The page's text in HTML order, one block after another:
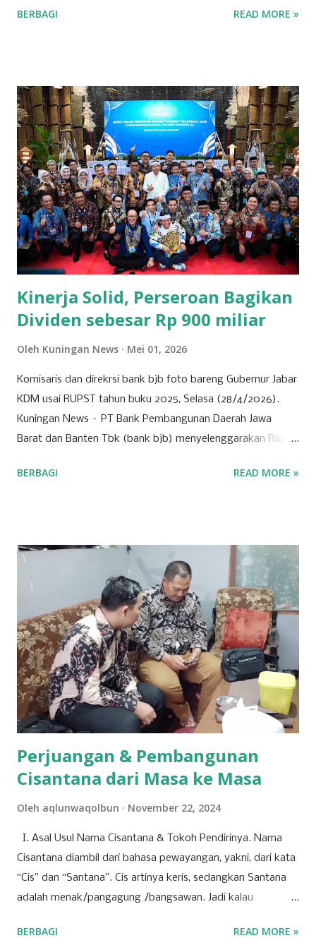
tujuh kecamatan di Kabupaten Kuningan yang mencatat
Dengan produksi sebesar 45.702 ton, Kecamatan Cilimus
menyumbangkan hampir setengah dari total produksi ubi
jalar di wilayah ini. Kondisi tanah yang subur dan teknik
pertanian yang optimal menjadikan Cilimus sebagai sentra
utama produksi ubi jalar. 2. Kecamatan Cigandamekar
Posisi kedua ditempati oleh Kecamatan Cigandamekar
dengan total produksi mencapai 28.966 ton. Daerah ini
dikenal dengan pertanian yang beragam dan kualitas ubi
jalar yang baik, sehingga mampu bersaing dengan ...
BERBAGI READ MORE »
Kinerja Solid, Perseroan Bagikan
Dividen sebesar Rp 900 miliar
Oleh Kuningan News Mei 01, 2026
Komisaris dan direkrsi bank bjb foto bareng Gubernur Jabar
KDM usai RUPST tahun buku 2025, Selasa (28/4/2026).
Kuningan News – PT Bank Pembangunan Daerah Jawa
Barat dan Banten Tbk (bank bjb) menyelenggarakan Rapat
2025 pada Selasa (28/4/2026). Rapat berlangsung secara
yang mengedepankan prinsip tata kelola perusahaan yang
baik, bank bjb mengundang seluruh pemegang saham
untuk turut serta dalam forum strategis ini. RUPST menjadi
wadah penting dalam proses pengambilan keputusan yang
berdampak langsung pada arah dan pertumbuhan
perusahaan ke depan. Tujuh agenda utama telah disusun
untuk dibahas dan diputuskan dalam RUPST kali ini.
Agenda-agenda tersebut disusun berdasarkan peraturan
perundang-undangan, usulan pemegang saham utama,
serta kepentingan strategis korporasi dalam men...
BERBAGI READ MORE »
Perjuangan & Pembangunan
Cisantana dari Masa ke Masa
Oleh aqlunwaqolbun November 22, 2024
I. Asal Usul Nama Cisantana & Tokoh Pendirinya. Nama
Cisantana diambil dari bahasa pewayangan, yakni, dari kata
“Cis” dan “Santana”. Cis artinya keris, sedangkan Santana
adalah menak/pangagung /bangsawan. Jadi kalau
pangagung/ bangsawan, atau juga bisa berarti seorang
BERBAGI READ MORE »